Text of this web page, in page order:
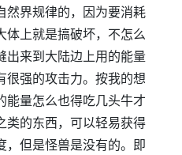
界规律的，因为要消耗
体上就是搞破坏，不怎么
出来到大陆边上用的能量
很强的攻击力。按我的想
能量怎么也得吃几头牛才
类的东西，可以轻易获得
，但是怪兽是没有的。即